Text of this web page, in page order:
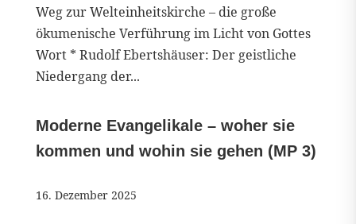
Weg zur Welteinheitskirche – die große
ökumenische Verführung im Licht von Gottes
Wort * Rudolf Ebertshäuser: Der geistliche
Niedergang der...
Moderne Evangelikale – woher sie
kommen und wohin sie gehen (MP 3)
16. Dezember 2025